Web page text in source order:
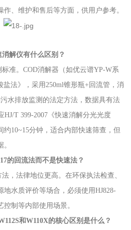
作、维护和售后等方面，供用户参考。
解仪有什么区别？
准。COD消解器（如优云谱YP-W系
盐法》，采用250ml锥形瓶+回流管，消
水排放监测的法定方法，数据具有法
HJ/T 399-2007《快速消解分光光度
10~15分钟，适合内部快速筛查，但
的回流法而不是快速法？
，法律地位更高。在环保执法检查、
水质评价等场合，必须使用HJ828-
控制等内部使用场景。
和W110X的核心区别是什么？